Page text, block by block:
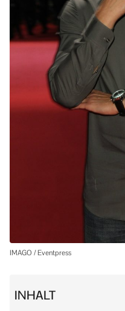
IMAGO / Eventpress
INHALT